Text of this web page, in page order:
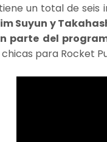
un total de seis
Suyun y
parte del
para Rocket